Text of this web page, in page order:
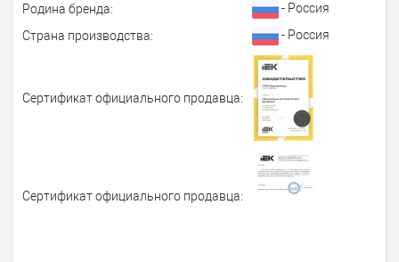
Родина бренда:
- Россия
Страна производства:
- Россия
Сертификат официального продавца:
Сертификат официального продавца: